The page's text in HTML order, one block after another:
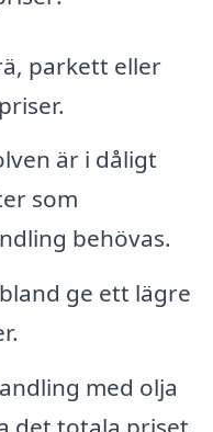
parkett eller
är i dåligt
som
behövas.
ge ett lägre
med olja